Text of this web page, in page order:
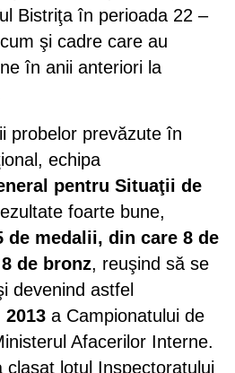
Bistriţa în perioada 22 –
şi cadre care au
în anii anteriori la
probelor prevăzute în
echipa
pentru Situaţii de
foarte bune,
de medalii, din care 8 de
de bronz, reuşind să se
devenind astfel
a Campionatului de
Afacerilor Interne.
clasat lotul Inspectoratului